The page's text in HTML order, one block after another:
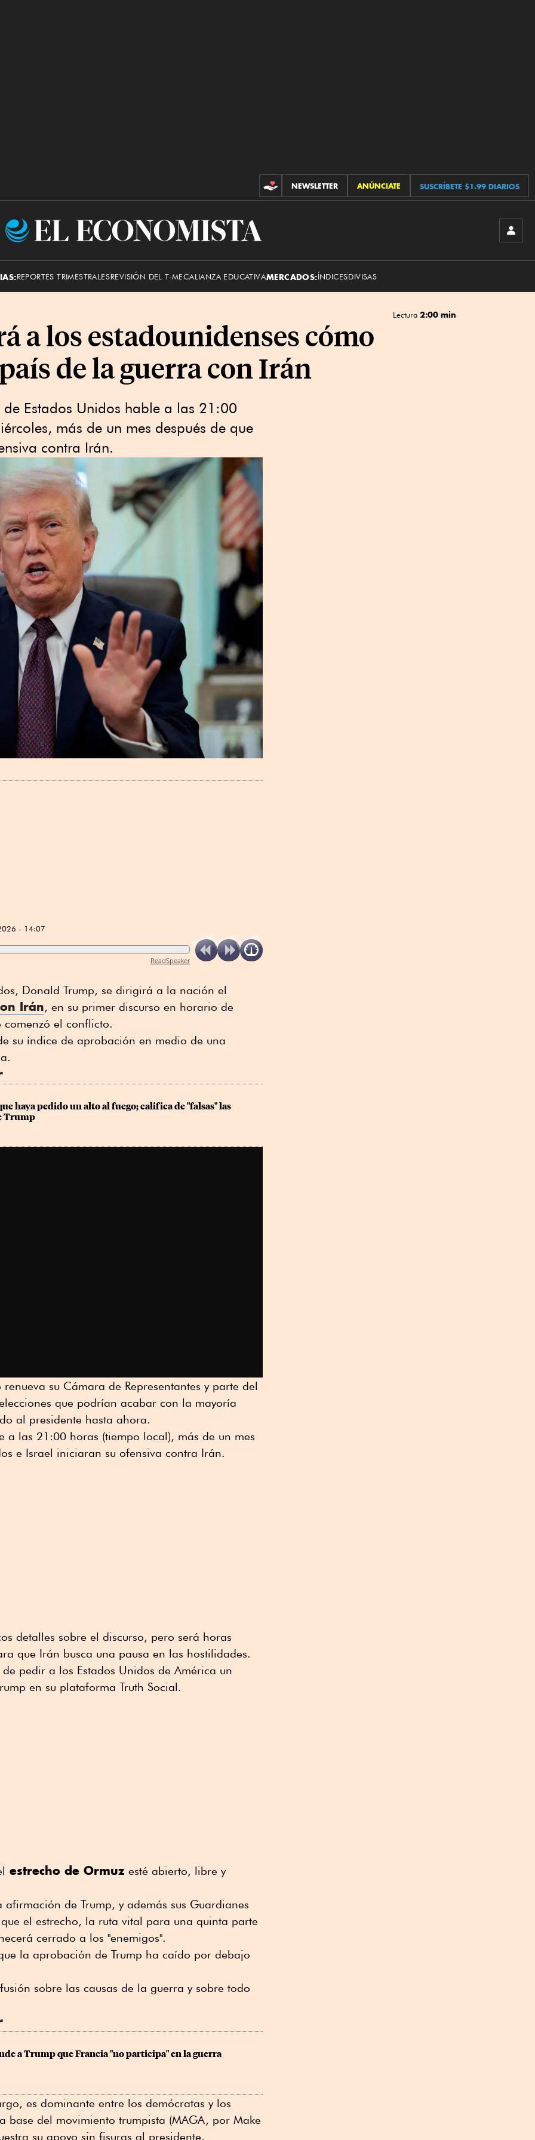
CONTRIBUCIONES
NEWSLETTER ANÚNCIATE SUSCRÍBETE $1.99 DIARIOS
El
REPORTES TRIMESTRALESREVISIÓN DEL T-MECALIANZA EDUCATIVAMERCADOS:ÍNDICESDIVISAS
Lectura 2:00 min
a los estadounidenses cómo
de la guerra con Irán
de Estados Unidos hable a las 21:00
más de un mes después de que
contra Irán.
- 14:07
ReadSpeaker
Donald Trump, se dirigirá a la nación el
Irán, en su primer discurso en horario de
comenzó el conflicto.
su índice de aprobación en medio de una
haya pedido un alto al fuego; califica de "falsas" las
Trump
su Cámara de Representantes y parte del
que podrían acabar con la mayoría
al presidente hasta ahora.
a las 21:00 horas (tiempo local), más de un mes
e Israel iniciaran su ofensiva contra Irán.
detalles sobre el discurso, pero será horas
que Irán busca una pausa en las hostilidades.
pedir a los Estados Unidos de América un
en su plataforma Truth Social.
estrecho de Ormuz esté abierto, libre y
de Trump, y además sus Guardianes
el estrecho, la ruta vital para una quinta parte
cerrado a los "enemigos".
la aprobación de Trump ha caído por debajo
sobre las causas de la guerra y sobre todo
a Trump que Francia "no participa" en la guerra
es dominante entre los demócratas y los
base del movimiento trumpista (MAGA, por Make
su apoyo sin fisuras al presidente.